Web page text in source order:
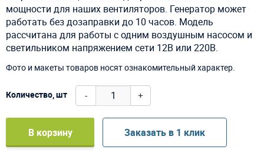
мощности для наших вентиляторов. Генератор может
работать без дозаправки до 10 часов. Модель
рассчитана для работы с одним воздушным насосом и
светильником напряжением сети 12В или 220В.
Фото и макеты товаров носят ознакомительный характер.
Количество, шт - +
В корзину Заказать в 1 клик